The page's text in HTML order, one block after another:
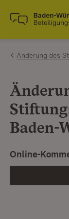
Zum Inhalt
Link zur
Änderung des
Baden-
Online-